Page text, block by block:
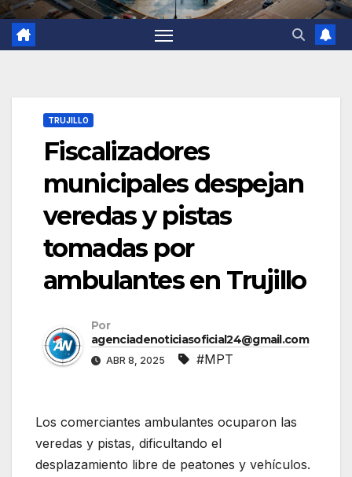
TRUJILLO
Fiscalizadores
municipales despejan
veredas y pistas
tomadas por
ambulantes en Trujillo
Por
agenciadenoticiasoficial24@gmail.com
ABR 8, 2025 #MPT
Los comerciantes ambulantes ocuparon las
veredas y pistas, dificultando el
desplazamiento libre de peatones y vehículos.